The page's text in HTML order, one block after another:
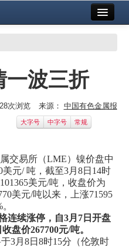
一波三折
次浏览 来源： 中国有色金属报
大字号 中字号 常规
交易所（LME）镍价盘中
元/ 吨，截至3月8日14时
美元/吨，收盘价为
美元/吨以来，上涨71595
连续涨停，自3月7日开盘
盘价267700元/吨。
3月8日8时15分（伦敦时